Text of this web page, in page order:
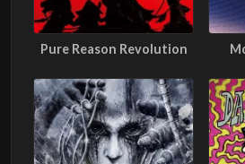
Pure Reason Revolution